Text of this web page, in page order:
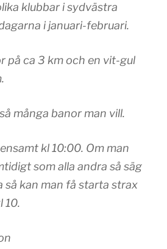
klubbar i sydvästra
i januari-februari.
på ca 3 km och en vit-gul
många banor man vill.
kl 10:00. Om man
som alla andra så säg
så kan man få starta strax
10.